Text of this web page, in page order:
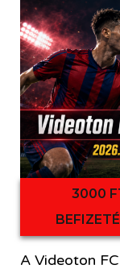
3000
A Videoton